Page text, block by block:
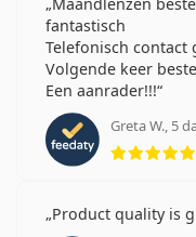
fantastisch
Telefonisch contact
Volgende keer
Een aanrader!!!
Greta W., 5
Product quality is